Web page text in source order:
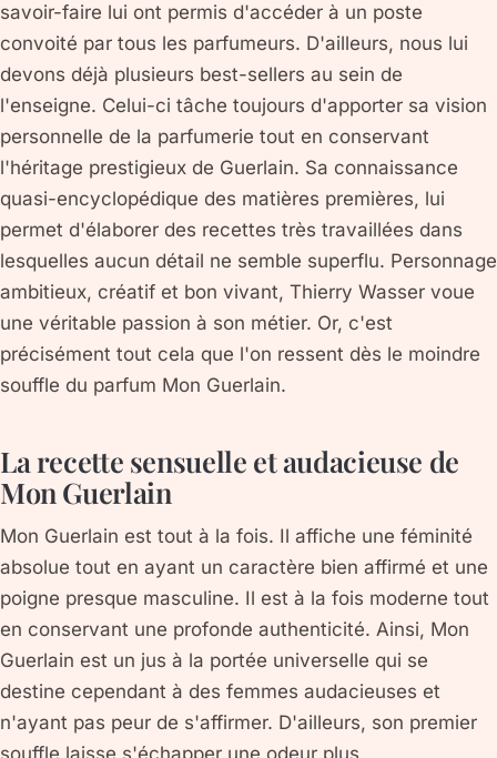
savoir-faire lui ont permis d'accéder à un poste
convoité par tous les parfumeurs. D'ailleurs, nous lui
devons déjà plusieurs best-sellers au sein de
l'enseigne. Celui-ci tâche toujours d'apporter sa vision
personnelle de la parfumerie tout en conservant
l'héritage prestigieux de Guerlain. Sa connaissance
quasi-encyclopédique des matières premières, lui
permet d'élaborer des recettes très travaillées dans
lesquelles aucun détail ne semble superflu. Personnage
ambitieux, créatif et bon vivant, Thierry Wasser voue
une véritable passion à son métier. Or, c'est
précisément tout cela que l'on ressent dès le moindre
souffle du parfum Mon Guerlain.
La recette sensuelle et audacieuse de
Mon Guerlain
Mon Guerlain est tout à la fois. Il affiche une féminité
absolue tout en ayant un caractère bien affirmé et une
poigne presque masculine. Il est à la fois moderne tout
en conservant une profonde authenticité. Ainsi, Mon
Guerlain est un jus à la portée universelle qui se
destine cependant à des femmes audacieuses et
n'ayant pas peur de s'affirmer. D'ailleurs, son premier
souffle laisse s'échapper une odeur plus